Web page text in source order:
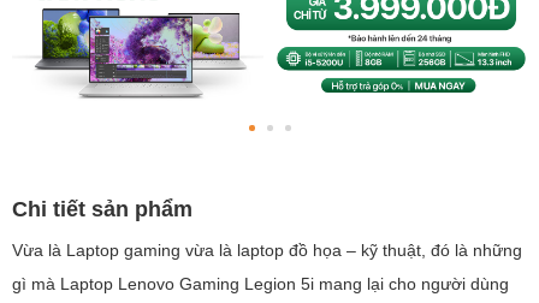
Chi tiết sản phẩm
Vừa là Laptop gaming vừa là laptop đồ họa – kỹ thuật, đó là những
gì mà Laptop Lenovo Gaming Legion 5i mang lại cho người dùng